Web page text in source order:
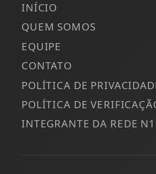
INÍCIO
QUEM SOMOS
EQUIPE
CONTATO
POLÍTICA DE
POLÍTICA DE
INTEGRANTE DA REDE